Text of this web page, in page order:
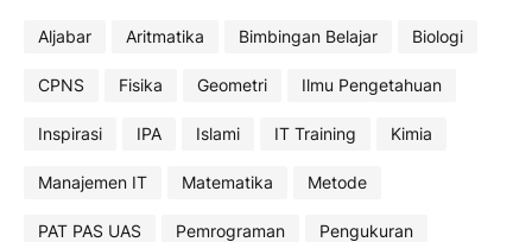
Aljabar Aritmatika Bimbingan Belajar Biologi
CPNS Fisika Geometri Ilmu Pengetahuan
Inspirasi IPA Islami IT Training Kimia
Manajemen IT Matematika Metode
PAT PAS UAS Pemrograman Pengukuran